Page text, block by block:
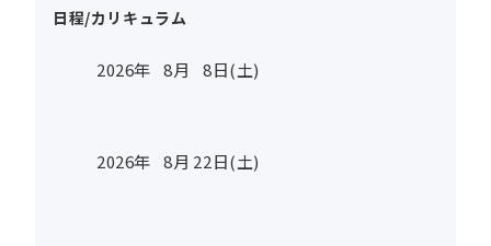
日程/カリキュラム
2026年 8月 8日(土)
2026年 8月 22日(土)